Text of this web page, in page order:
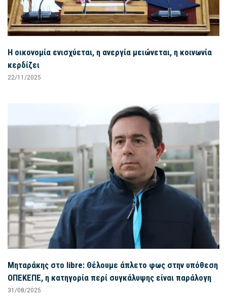
Η οικονομία ενισχύεται, η ανεργία μειώνεται, η κοινωνία
κερδίζει
22/11/2025
Μηταράκης στο libre: Θέλουμε άπλετο φως στην υπόθεση
ΟΠΕΚΕΠΕ, η κατηγορία περί συγκάλυψης είναι παράλογη
31/08/2025